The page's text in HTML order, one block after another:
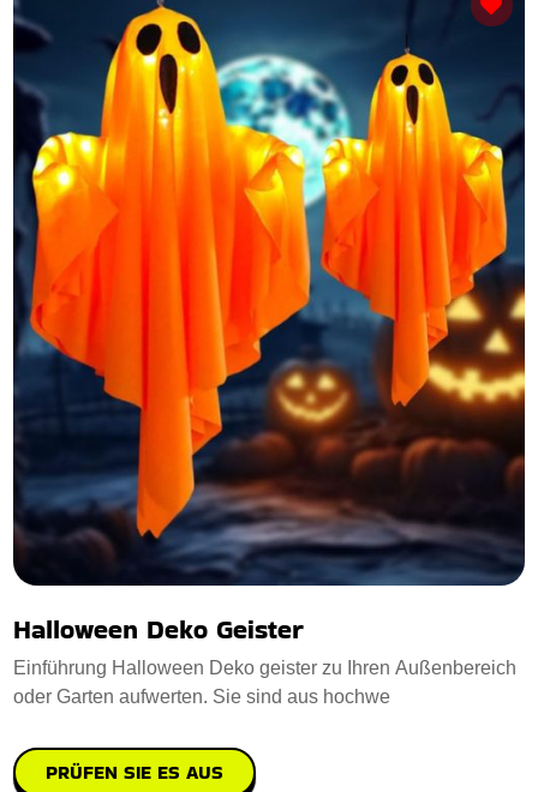
Halloween Deko Geister
Einführung Halloween Deko geister zu Ihren Außenbereich
oder Garten aufwerten. Sie sind aus hochwe
PRÜFEN SIE ES AUS